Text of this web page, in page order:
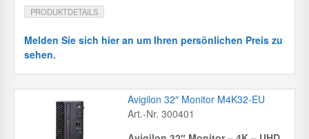
PRODUKTDETAILS
Melden Sie sich hier an um Ihren persönlichen Preis zu
sehen.
Avigilon 32″ Monitor M4K32-EU
Art.-Nr. 300401